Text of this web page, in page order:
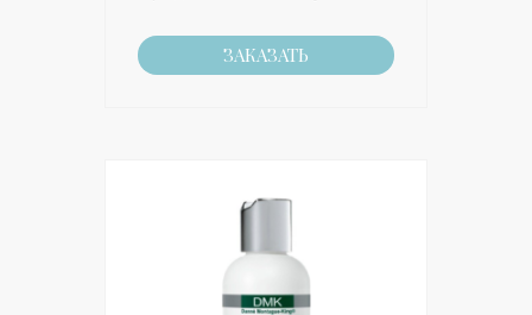
ЗАКАЗАТЬ